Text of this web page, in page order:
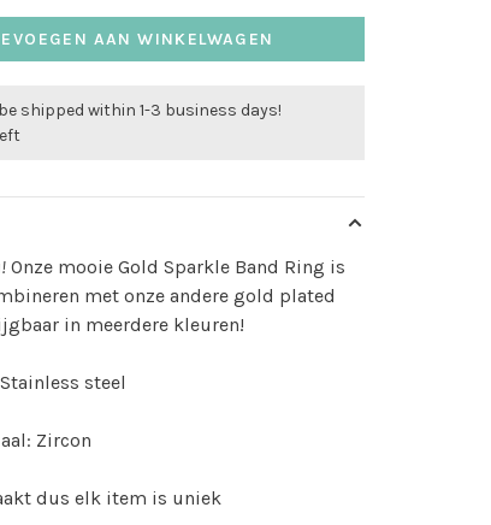
AAN WINKELWAGEN
shipped within 1-3 business days!
Onze mooie Gold Sparkle Band Ring is
met onze andere gold plated
in meerdere kleuren!
steel
Zircon
dus elk item is uniek